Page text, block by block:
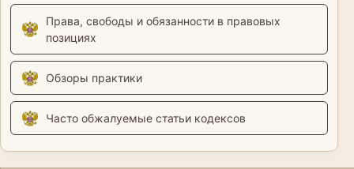
Права, свободы и обязанности в правовых
позициях
Обзоры практики
Часто обжалуемые статьи кодексов